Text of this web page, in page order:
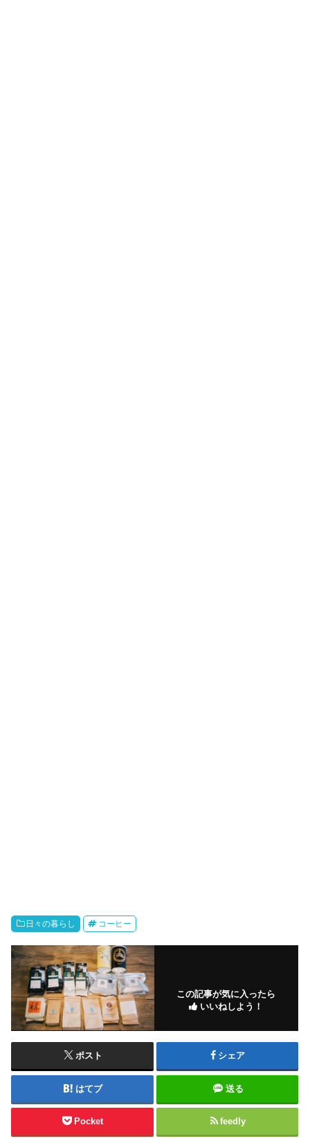
日々の暮らし コーヒー
この記事が気に入ったら
いいねしよう！
ポスト シェア
はてブ 送る
Pocket feedly